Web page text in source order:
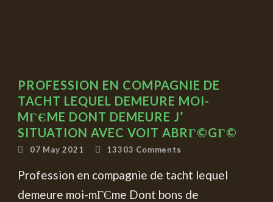
PROFESSION EN COMPAGNIE DE
TACHT LEQUEL DEMEURE MOI-
MГЄME DONT DEMEURE J’
SITUATION AVEC VOIT ABRГ©GГ©
07 May 2021 13303 Comments
Profession en compagnie de tacht lequel
demeure moi-mГЄme Dont bons de